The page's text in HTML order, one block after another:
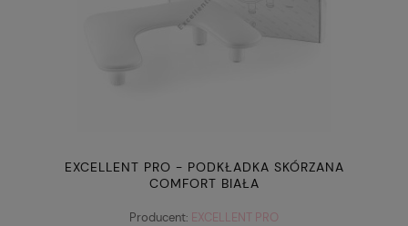
EXCELLENT PRO - PODKŁADKA SKÓRZANA
COMFORT BIAŁA
Producent: EXCELLENT PRO